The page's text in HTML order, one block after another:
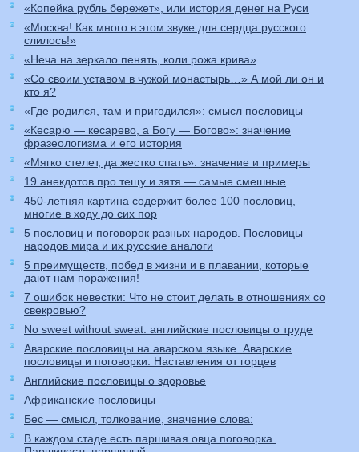
«Копейка рубль бережет», или история денег на Руси
«Москва! Как много в этом звуке для сердца русского
слилось!»
«Неча на зеркало пенять, коли рожа крива»
«Со своим уставом в чужой монастырь…» А мой ли он и
кто я?
«Где родился, там и пригодился»: смысл пословицы
«Кесарю — кесарево, а Богу — Богово»: значение
фразеологизма и его история
«Мягко стелет, да жестко спать»: значение и примеры
19 анекдотов про тещу и зятя — самые смешные
450-летняя картина содержит более 100 пословиц,
многие в ходу до сих пор
5 пословиц и поговорок разных народов. Пословицы
народов мира и их русские аналоги
5 преимуществ, побед в жизни и в плавании, которые
дают нам поражения!
7 ошибок невестки: Что не стоит делать в отношениях со
свекровью?
No sweet without sweat: английские пословицы о труде
Аварские пословицы на аварском языке. Аварские
пословицы и поговорки. Наставления от горцев
Английские пословицы о здоровье
Африканские пословицы
Бес — смысл, толкование, значение слова:
В каждом стаде есть паршивая овца поговорка.